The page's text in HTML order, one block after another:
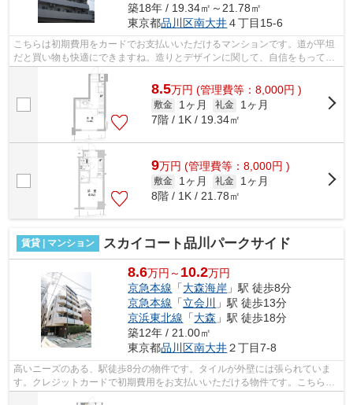
築18年 / 19.34㎡～21.78㎡
東京都品川区南大井４丁目15-6
こちらは初期費用をカードでお支払いいただけるマンションです。道が平坦
だと買い物も快適にできますね。造りとデザインに関して、自信をもって情
報を提供できるマンションです。眺め...
8.5万円 (管理費等：8,000円 )
敷金 1ヶ月 礼金
1ヶ月
7階 / 1K / 19.34㎡
9万円 (管理費等：8,000円 )
敷金 1ヶ月 礼金
1ヶ月
8階 / 1K / 21.78㎡
賃貸 | マンション スカイコート品川パークサイド
8.6万円～ 10.2万円
京急本線 「大森海岸 」駅 徒歩8分
京急本線 「立会川
」駅 徒歩13分
京浜東北線 「大森 」駅 徒歩18分
築12年 / 21.00㎡
東京都品川区南大井２丁目7-8
高いニーズのある、駅徒歩8分の物件です。タイルが外壁には張られていま
す。クレジットカードで初期費用をお支払いいただける物件です。こちらは